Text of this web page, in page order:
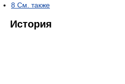
8 См. также
История